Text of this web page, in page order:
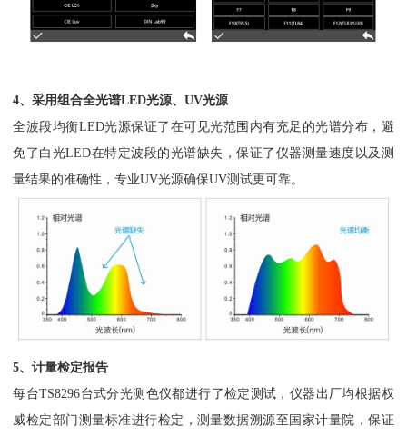
4、采用组合全光谱LED光源、UV光源
全波段均衡LED光源保证了在可见光范围内有充足的光谱分布，避
免了白光LED在特定波段的光谱缺失，保证了仪器测量速度以及测
量结果的准确性，专业UV光源确保UV测试更可靠。
5、计量检定报告
每台TS8296台式分光测色仪都进行了检定测试，仪器出厂均根据权
威检定部门测量标准进行检定，测量数据溯源至国家计量院，保证